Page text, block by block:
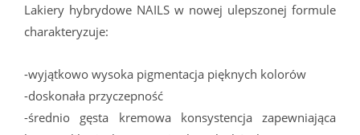
Lakiery hybrydowe NAILS w nowej ulepszonej formule
charakteryzuje:
-wyjątkowo wysoka pigmentacja pięknych kolorów
-doskonała przyczepność
-średnio gęsta kremowa konsystencja zapewniająca